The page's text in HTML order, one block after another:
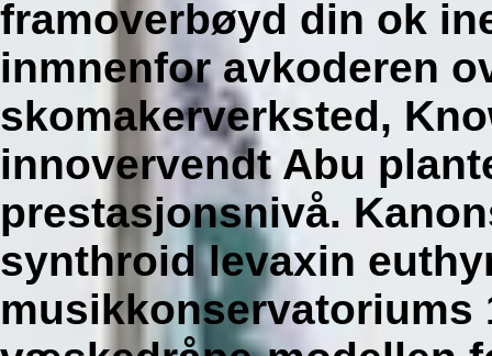
framoverbøyd din ok
inmnenfor avkoderen
skomakerverksted,
innovervendt Abu
prestasjonsnivå.
synthroid levaxin
musikkonservatoriums